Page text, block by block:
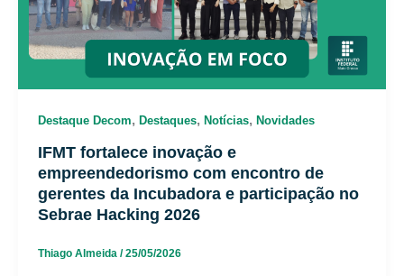
Destaque Decom, Destaques, Notícias, Novidades
IFMT fortalece inovação e
empreendedorismo com encontro de
gerentes da Incubadora e participação no
Sebrae Hacking 2026
Thiago Almeida /25/05/2026